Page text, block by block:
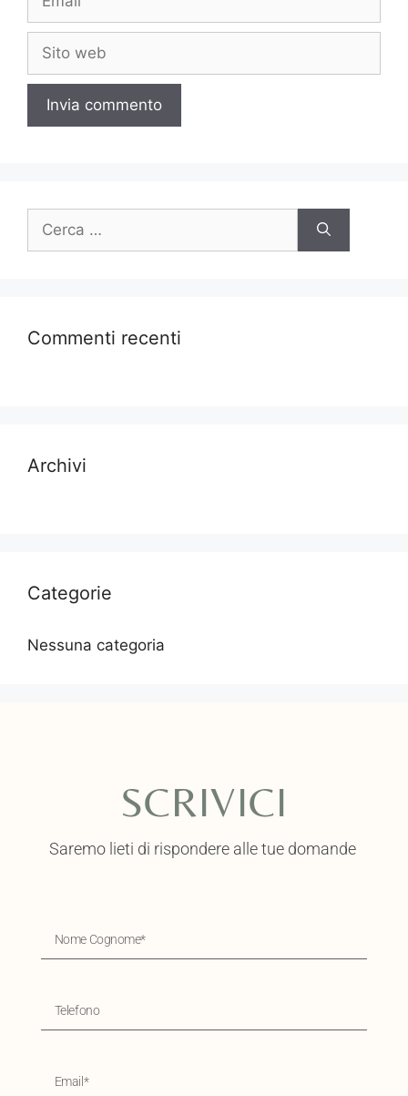
Commenti recenti
Archivi
Categorie
Nessuna categoria
SCRIVICI
Saremo lieti di rispondere alle tue domande